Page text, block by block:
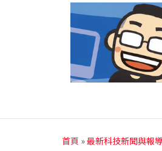
首頁 »最新科技新聞與報